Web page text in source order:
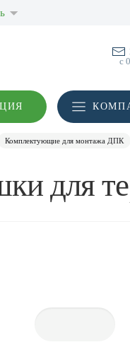
с
Комплектующие для монтажа ДПК
для